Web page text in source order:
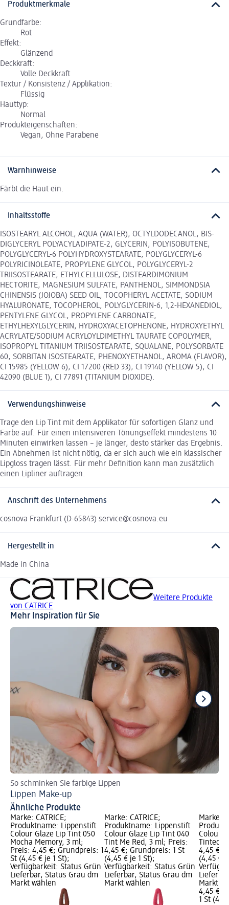
Produktmerkmale
Grundfarbe:
Rot
Effekt:
Glänzend
Deckkraft:
Volle Deckkraft
Textur / Konsistenz / Applikation:
Flüssig
Hauttyp:
Normal
Produkteigenschaften:
Vegan, Ohne Parabene
Warnhinweise
Färbt die Haut ein.
Inhaltsstoffe
ISOSTEARYL ALCOHOL, AQUA (WATER), OCTYLDODECANOL, BIS-
DIGLYCERYL POLYACYLADIPATE-2, GLYCERIN, POLYISOBUTENE,
POLYGLYCERYL-6 POLYHYDROXYSTEARATE, POLYGLYCERYL-6
POLYRICINOLEATE, PROPYLENE GLYCOL, POLYGLYCERYL-2
TRIISOSTEARATE, ETHYLCELLULOSE, DISTEARDIMONIUM
HECTORITE, MAGNESIUM SULFATE, PANTHENOL, SIMMONDSIA
CHINENSIS (JOJOBA) SEED OIL, TOCOPHERYL ACETATE, SODIUM
HYALURONATE, TOCOPHEROL, POLYGLYCERIN-6, 1,2-HEXANEDIOL,
PENTYLENE GLYCOL, PROPYLENE CARBONATE,
ETHYLHEXYLGLYCERIN, HYDROXYACETOPHENONE, HYDROXYETHYL
ACRYLATE/SODIUM ACRYLOYLDIMETHYL TAURATE COPOLYMER,
ISOPROPYL TITANIUM TRIISOSTEARATE, SQUALANE, POLYSORBATE
60, SORBITAN ISOSTEARATE, PHENOXYETHANOL, AROMA (FLAVOR),
CI 15985 (YELLOW 6), CI 17200 (RED 33), CI 19140 (YELLOW 5), CI
42090 (BLUE 1), CI 77891 (TITANIUM DIOXIDE).
Verwendungshinweise
Trage den Lip Tint mit dem Applikator für sofortigen Glanz und
Farbe auf. Für einen intensiveren Tönungseffekt mindestens 10
Minuten einwirken lassen – je länger, desto stärker das Ergebnis.
Ein Abnehmen ist nicht nötig, da er sich auch wie ein klassischer
Lipgloss tragen lässt. Für mehr Definition kann man zusätzlich
einen Lipliner auftragen.
Anschrift des Unternehmens
cosnova Frankfurt (D-65843) service@cosnova.eu
Hergestellt in
Made in China
Weitere Produkte
von CATRICE
Mehr Inspiration für Sie
So schminken Sie farbige Lippen
Lippen Make-up
Ähnliche Produkte
Marke: CATRICE;
Produktname: Lippenstift
Colour Glaze Lip Tint 050
Mocha Memory, 3 ml;
Preis: 4,45 €; Grundpreis: 1
St (4,45 € je 1 St);
Verfügbarkeit: Status Grün
Lieferbar, Status Grau dm
Markt wählen
Marke: CATRICE;
Produktname: Lippenstift
Colour Glaze Lip Tint 040
Tint Me Red, 3 ml; Preis:
4,45 €; Grundpreis: 1 St
(4,45 € je 1 St);
Verfügbarkeit: Status Grün
Lieferbar, Status Grau dm
Markt wählen
Marke:
Colour
Tinted
4,45 €;
(4,45 €
Markt
4,45 €
1 St